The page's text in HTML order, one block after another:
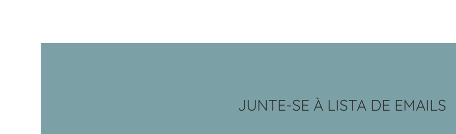
JUNTE-SE À LISTA DE EMAILS